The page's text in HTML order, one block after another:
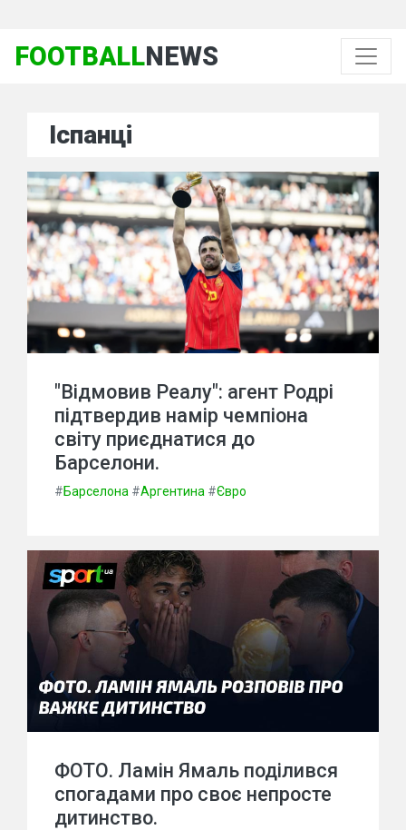
FOOTBALLNEWS
Іспанці
"Відмовив Реалу": агент Родрі
підтвердив намір чемпіона
світу приєднатися до
Барселони.
#Барселона #Аргентина #Євро
ФОТО. Ламін Ямаль поділився
спогадами про своє непросте
дитинство.